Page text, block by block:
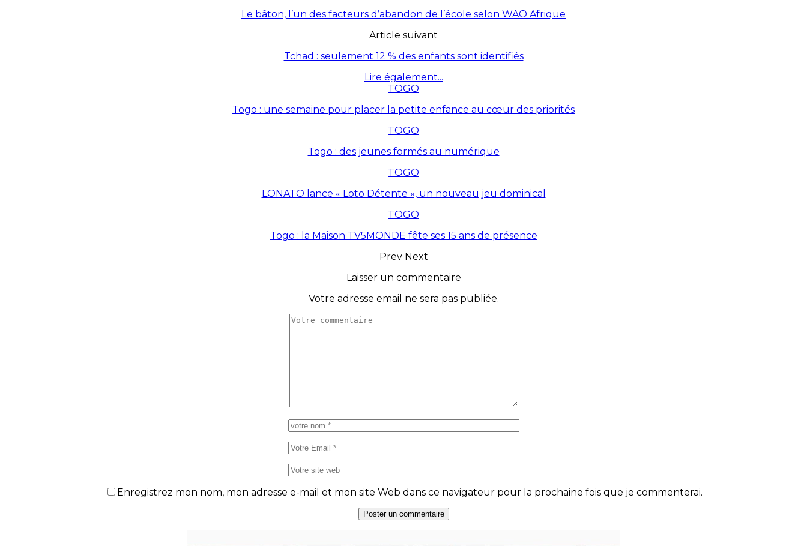
Le bâton, l’un des facteurs d’abandon de l’école selon WAO Afrique
Article suivant
Tchad : seulement 12 % des enfants sont identifiés
Lire également...
TOGO
Togo : une semaine pour placer la petite enfance au cœur des priorités
TOGO
Togo : des jeunes formés au numérique
TOGO
LONATO lance « Loto Détente », un nouveau jeu dominical
TOGO
Togo : la Maison TV5MONDE fête ses 15 ans de présence
Prev Next
Laisser un commentaire
Votre adresse email ne sera pas publiée.
Enregistrez mon nom, mon adresse e-mail et mon site Web dans ce navigateur pour la prochaine fois que je commenterai.